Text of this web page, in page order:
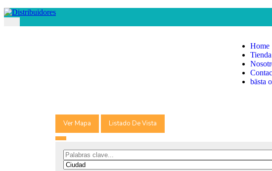
Home
bästa
Ver Mapa Listado De Vista